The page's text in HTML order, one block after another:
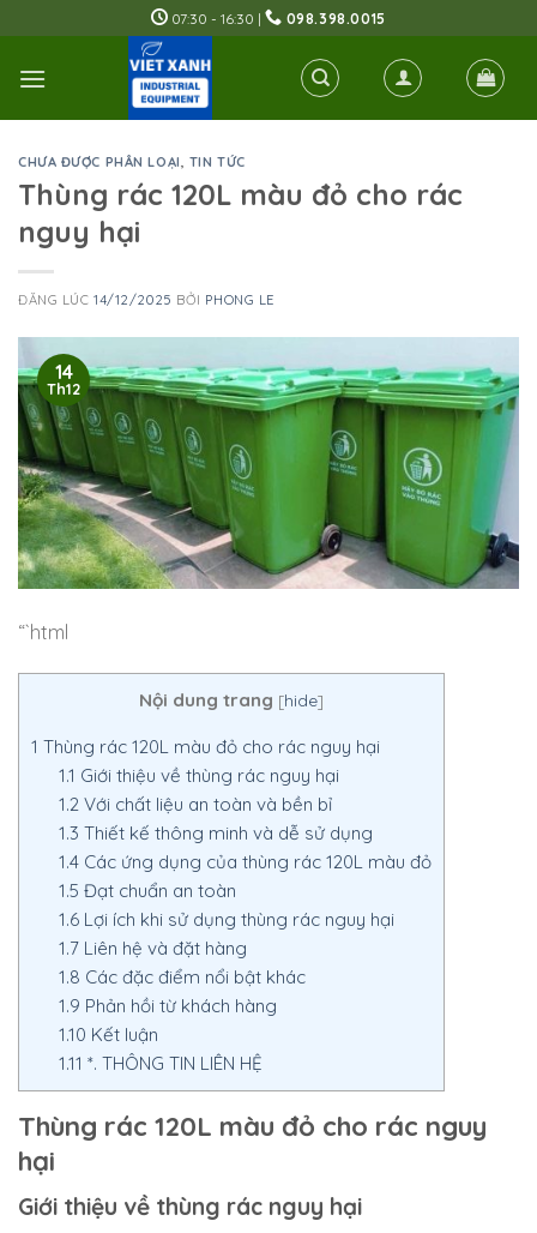
to
content
07:30 - 16:30 | 098.398.0015
CHƯA ĐƯỢC PHÂN LOẠI, TIN TỨC
Thùng rác 120L màu đỏ cho rác
nguy hại
ĐĂNG LÚC14/12/2025 BỞI PHONG LE
14
Th12
“`html
Nội dung trang [hide]
1 Thùng rác 120L màu đỏ cho rác nguy hại
1.1 Giới thiệu về thùng rác nguy hại
1.2Với chất liệu an toàn và bền bỉ
1.3 Thiết kế thông minh và dễ sử dụng
1.4Các ứng dụng của thùng rác 120L màu đỏ
1.5 Đạt chuẩn an toàn
1.6Lợi ích khi sử dụng thùng rác nguy hại
1.7Liên hệ và đặt hàng
1.8 Các đặc điểm nổi bật khác
1.9 Phản hồi từ khách hàng
1.10 Kết luận
1.11 *. THÔNG TIN LIÊN HỆ
Thùng rác 120L màu đỏ cho rác nguy
hại
Giới thiệu về thùng rác nguy hại